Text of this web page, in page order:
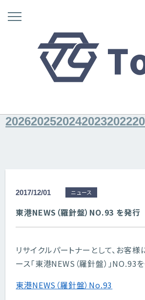
News
20262025202420232022
2017/12/01 ニュース
東港NEWS（羅針盤）NO.93 を発行
リサイクルパートナーとして、お客
ース「東港NEWS（羅針盤）」NO.93
東港NEWS（羅針盤）No.93